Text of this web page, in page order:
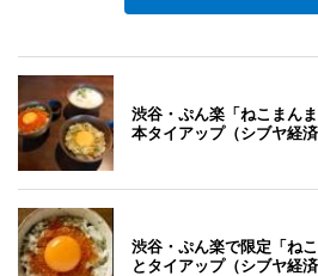
渋谷・ぷん楽「ねこまん
本タイアップ（シブヤ経済
渋谷・ぷん楽で限定「ね
とタイアップ（シブヤ経済